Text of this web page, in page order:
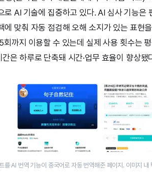
로 AI 기술에 집중하고 있다. AI 심사 기능은
에 맞춰 자동 점검해 오해 소지가 있는 표현
회까지 이용할 수 있는데 실제 사용 횟수는
은 하루로 단축돼 시간·업무 효율이 향상됐
를 AI 번역 기능이 중국어로 자동 번역해준 페이지. 이미지